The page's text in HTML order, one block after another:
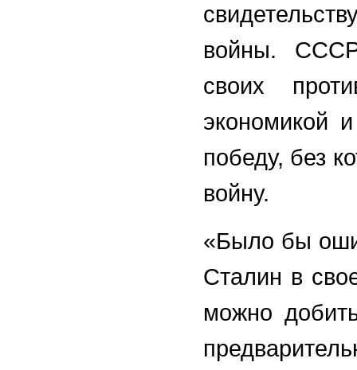
войны.
своих
экономикой
победу, без
войну.
«Было бы
Сталин в
можно